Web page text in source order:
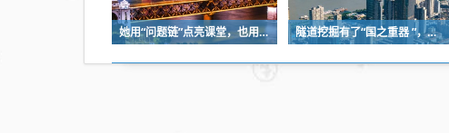
她用“问题链”点亮课堂，也用一份耐心等来孩子成长 隧道挖掘有了“国之重器 ”，全球首台掘爆机在武汉下线